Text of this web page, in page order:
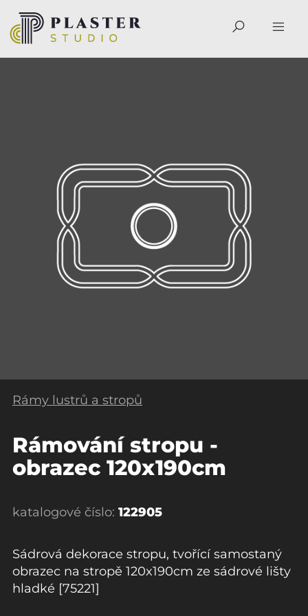
Rámy lustrů a stropů
Rámování stropu -
obrazec 120x190cm
katalogové číslo: 122905
Sádrová dekorace stropu, tvořící samostaný
obrazec na stropě 120x190cm ze sádrové lišty
hladké [75221]